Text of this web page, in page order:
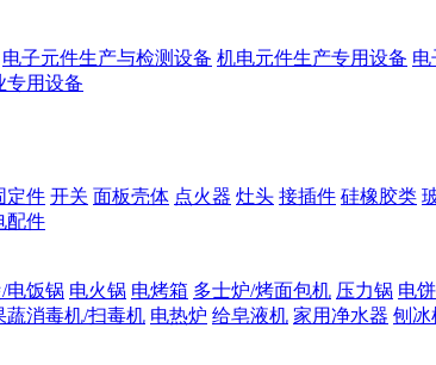
电子元件生产与检测设备 机电元件生产专用设备 电
专用设备
定件 开关 面板壳体 点火器 灶头 接插件 硅橡胶类
配件
电饭锅 电火锅 电烤箱 多士炉/烤面包机 压力锅 电
蔬消毒机/扫毒机 电热炉 给皂液机 家用净水器 刨冰